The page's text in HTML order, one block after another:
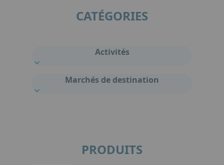
CATÉGORIES
Activités
Marchés de destination
PRODUITS